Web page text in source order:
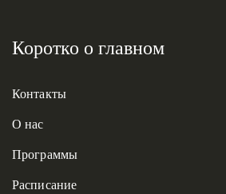
Коротко о главном
Контакты
О нас
Программы
Расписание